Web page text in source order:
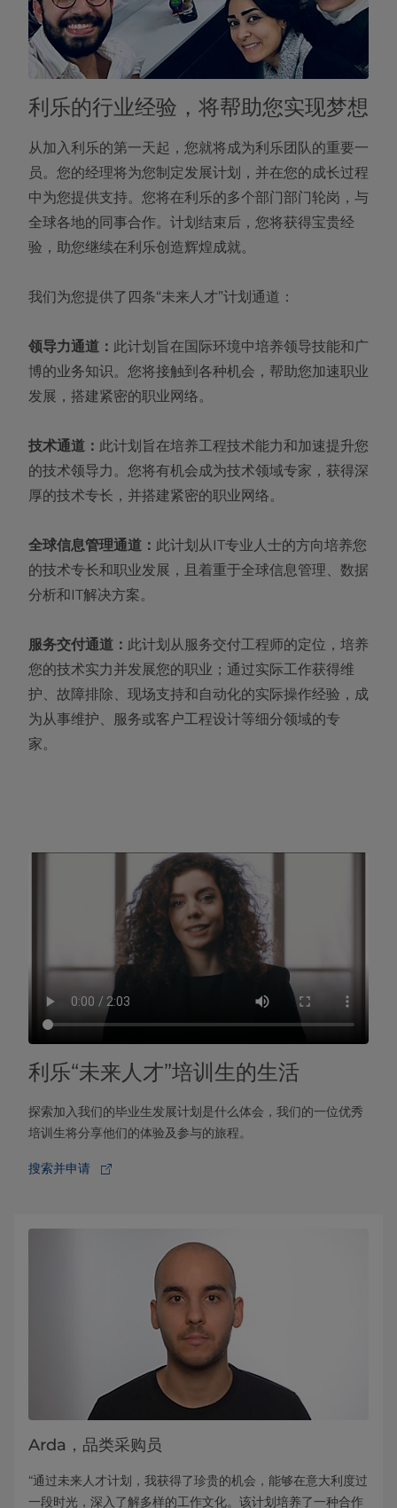
利乐的行业经验，将帮助您实现梦想
从加入利乐的第一天起，您就将成为利乐团队的重要一
员。您的经理将为您制定发展计划，并在您的成长过程
中为您提供支持。您将在利乐的多个部门部门轮岗，与
全球各地的同事合作。计划结束后，您将获得宝贵经
验，助您继续在利乐创造辉煌成就。
我们为您提供了四条“未来人才”计划通道：
领导力通道： 此计划旨在国际环境中培养领导技能和广
博的业务知识。您将接触到各种机会，帮助您加速职业
发展，搭建紧密的职业网络。
技术通道： 此计划旨在培养工程技术能力和加速提升您
的技术领导力。您将有机会成为技术领域专家，获得深
厚的技术专长，并搭建紧密的职业网络。
全球信息管理通道： 此计划从IT专业人士的方向培养您
的技术专长和职业发展，且着重于全球信息管理、数据
分析和IT解决方案。
服务交付通道： 此计划从服务交付工程师的定位，培养
您的技术实力并发展您的职业；通过实际工作获得维
护、故障排除、现场支持和自动化的实际操作经验，成
为从事维护、服务或客户工程设计等细分领域的专
家。
利乐“未来人才”培训生的生活
探索加入我们的毕业生发展计划是什么体会，我们的一位优秀
培训生将分享他们的体验及参与的旅程。
搜索并申请
Arda，品类采购员
“通过未来人才计划，我获得了珍贵的机会，能够在意大利度过
一段时光，深入了解多样的工作文化。该计划培养了一种合作